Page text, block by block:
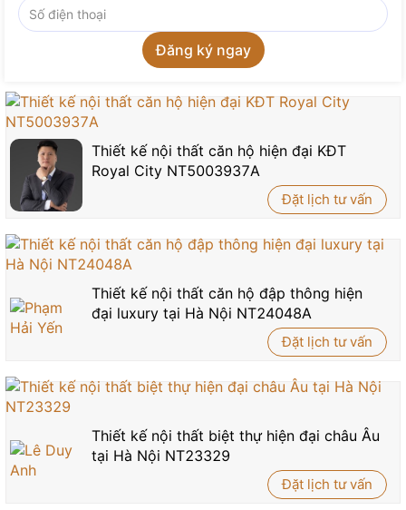
Thiết kế nội thất căn hộ hiện đại KĐT
Royal City NT5003937A
Đặt lịch tư vấn
Thiết kế nội thất căn hộ đập thông hiện
đại luxury tại Hà Nội NT24048A
Đặt lịch tư vấn
Thiết kế nội thất biệt thự hiện đại châu Âu
tại Hà Nội NT23329
Đặt lịch tư vấn